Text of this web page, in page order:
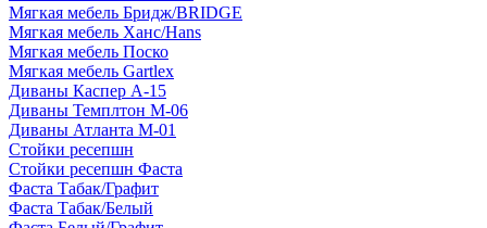
Мягкая мебель Бридж/BRIDGE
Мягкая мебель Ханс/Hans
Мягкая мебель Поско
Мягкая мебель Gartlex
Диваны Каспер А-15
Диваны Темплтон М-06
Диваны Атланта М-01
Стойки ресепшн
Стойки ресепшн Фаста
Фаста Табак/Графит
Фаста Табак/Белый